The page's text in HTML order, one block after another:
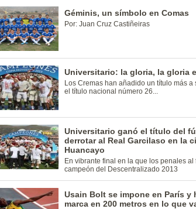
Géminis, un símbolo en Comas
Por: Juan Cruz Castiñeiras
Universitario: la gloria, la gloria
Los Cremas han añadido un título más
el título nacional número 26...
Universitario ganó el título del
derrotar al Real Garcilaso en la
Huancayo
En vibrante final en la que los penales al
campeón del Descentralizado 2013
Usain Bolt se impone en París y
marca en 200 metros en lo que